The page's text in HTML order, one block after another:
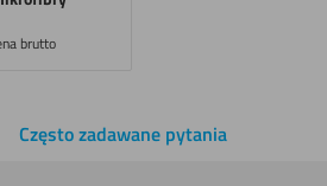
brutto
Często zadawane pytania